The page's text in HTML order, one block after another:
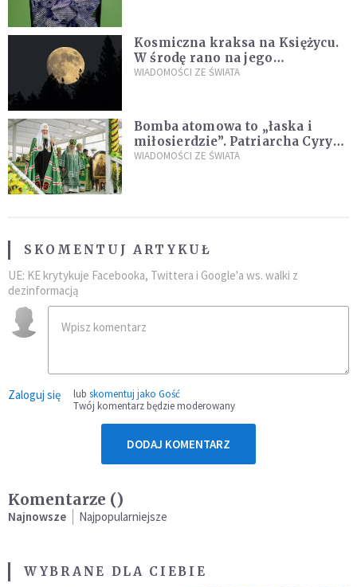
Kosmiczna kraksa na Księżycu.
W środę rano na jego
powierzchni dojdzie do
WIADOMOŚCI ZE ŚWIATA
Bomba atomowa to „łaska i
miłosierdzie”. Patriarcha Cyryl
wychwala Putina
WIADOMOŚCI ZE ŚWIATA
SKOMENTUJ ARTYKUŁ
UE: KE krytykuje Facebooka, Twittera i Google'a ws. walki z
dezinformacją
Zaloguj się lub skomentuj jako Gość
Twój komentarz będzie moderowany
DODAJ KOMENTARZ
Komentarze ()
Najnowsze Najpopularniejsze
WYBRANE DLA CIEBIE